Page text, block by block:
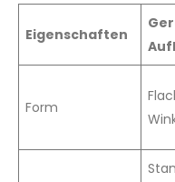
Eigenschaften
Form